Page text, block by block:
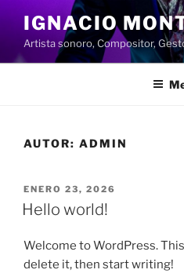
contenido
IGNACIO
Artista sonoro, Compositor,
AUTOR: ADMIN
PUBLICADO
EL
ENERO 23, 2026
Hello world!
Welcome to WordPress.
delete it, then start writing!